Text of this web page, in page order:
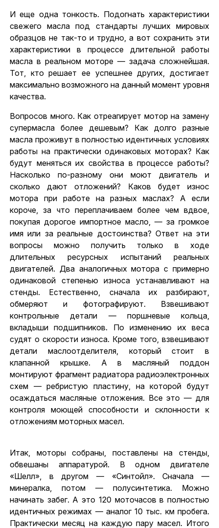
И еще одна тонкость. Подогнать характеристики
свежего масла под стандарты лучших мировых
образцов не так-то и трудно, а вот сохранить эти
характеристики в процессе длительной работы
масла в реальном моторе — задача сложнейшая.
Тот, кто решает ее успешнее других, достигает
максимально возможного на данный момент уровня
качества.
Вопросов много. Как отреагирует мотор на замену
супермасла более дешевым? Как долго разные
масла проживут в полностью идентичных условиях
работы на практически одинаковых моторах? Как
будут меняться их свойства в процессе работы?
Насколько по-разному они моют двигатель и
сколько дают отложений? Каков будет износ
мотора при работе на разных маслах? А если
короче, за что переплачиваем более чем вдвое,
покупая дорогое импортное масло, — за громкое
имя или за реальные достоинства? Ответ на эти
вопросы можно получить только в ходе
длительных ресурсных испытаний реальных
двигателей. Два аналогичных мотора с примерно
одинаковой степенью износа устанавливают на
стенды. Естественно, сначала их разбирают,
обмеряют и фотографируют. Взвешивают
контрольные детали — поршневые кольца,
вкладыши подшипников. По изменению их веса
судят о скорости износа. Кроме того, взвешивают
детали маслоотделителя, который стоит в
клапанной крышке. А в масляный поддон
монтируют фрагмент радиатора радиоэлектронных
схем — ребристую пластину, на которой будут
осаждаться масляные отложения. Все это — для
контроля моющей способности и склонности к
отложениям моторных масел.
Итак, моторы собраны, поставлены на стенды,
обвешаны аппаратурой. В одном двигателе
«Шелл», в другом — «Синтойл». Сначала —
минералка, потом — полусинтетика. Можно
начинать забег. А это 120 моточасов в полностью
идентичных режимах — аналог 10 тыс. км пробега.
Практически месяц на каждую пару масел. Итого